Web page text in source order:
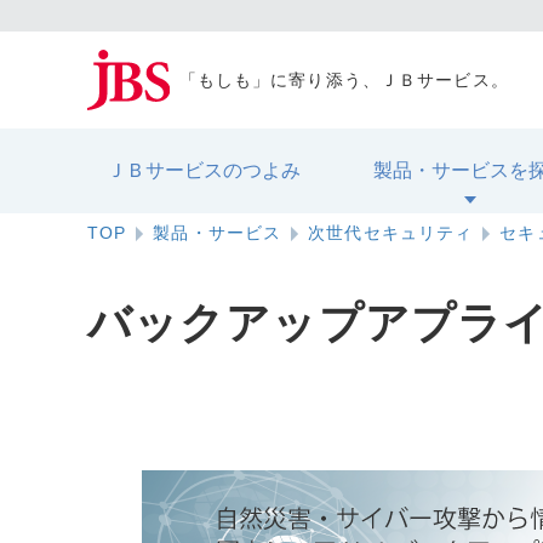
「もしも」に寄り添う、ＪＢサービス。
ＪＢサービスのつよみ 製品・サービスを
TOP 製品・サービス 次世代セキュリティ セキ
バックアップアプラ